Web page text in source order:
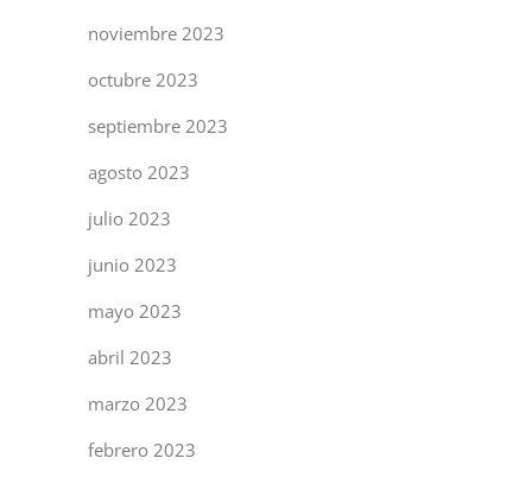
noviembre 2023
octubre 2023
septiembre 2023
agosto 2023
julio 2023
junio 2023
mayo 2023
abril 2023
marzo 2023
febrero 2023